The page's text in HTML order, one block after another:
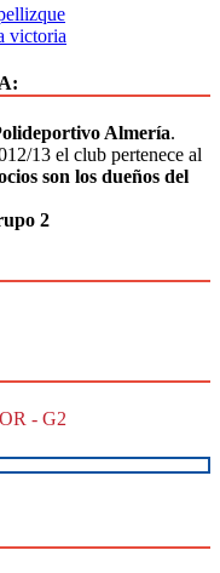
victoria
Almería.
13 el club pertenece al
son los dueños del
2
- G2